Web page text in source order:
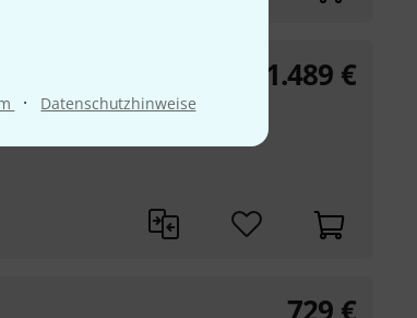
· Datenschutzhinweise
1.489 €